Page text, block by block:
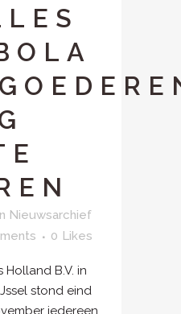
Nieuwsarchief
0 Likes
Holland B.V. in
stond eind
iedereen